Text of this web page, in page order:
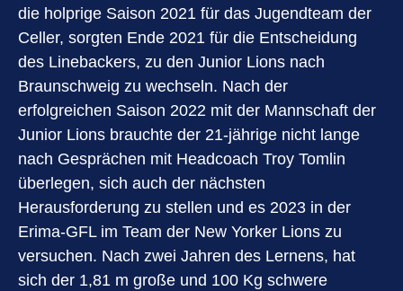
die holprige Saison 2021 für das Jugendteam der
Celler, sorgten Ende 2021 für die Entscheidung
des Linebackers, zu den Junior Lions nach
Braunschweig zu wechseln. Nach der
erfolgreichen Saison 2022 mit der Mannschaft der
Junior Lions brauchte der 21-jährige nicht lange
nach Gesprächen mit Headcoach Troy Tomlin
überlegen, sich auch der nächsten
Herausforderung zu stellen und es 2023 in der
Erima-GFL im Team der New Yorker Lions zu
versuchen. Nach zwei Jahren des Lernens, hat
sich der 1,81 m große und 100 Kg schwere